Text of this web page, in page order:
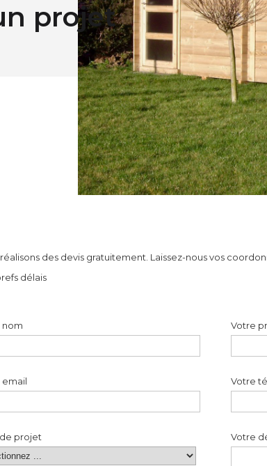
projet
des devis gratuitement. Laissez-nous vos
délais
nom Votre
Votre
projet Votre